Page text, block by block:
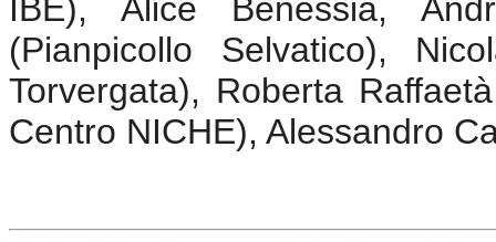
IBE), Alice Benessia,
(Pianpicollo Selvatico),
Torvergata), Roberta
Centro NICHE), Alessandro